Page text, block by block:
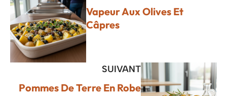
Vapeur Aux Olives Et
Câpres
SUIVANT
Pommes De Terre En Robe